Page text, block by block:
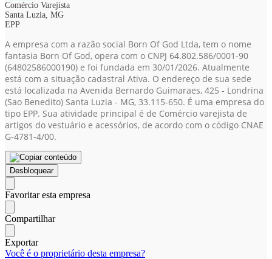
Comércio Varejista
Santa Luzia, MG
EPP
A empresa com a razão social Born Of God Ltda, tem o nome
fantasia Born Of God, opera com o CNPJ 64.802.586/0001-90
(64802586000190) e foi fundada em 30/01/2026. Atualmente
está com a situação cadastral Ativa. O endereço de sua sede
está localizada na Avenida Bernardo Guimaraes, 425 - Londrina
(Sao Benedito) Santa Luzia - MG, 33.115-650. É uma empresa do
tipo EPP. Sua atividade principal é de Comércio varejista de
artigos do vestuário e acessórios, de acordo com o código CNAE
G-4781-4/00.
Desbloquear
Favoritar esta empresa
Compartilhar
Exportar
Você é o proprietário desta empresa?